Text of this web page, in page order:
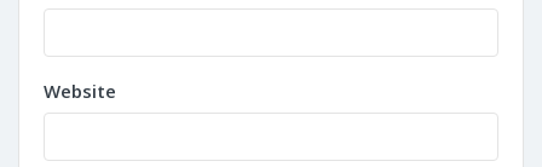
Website